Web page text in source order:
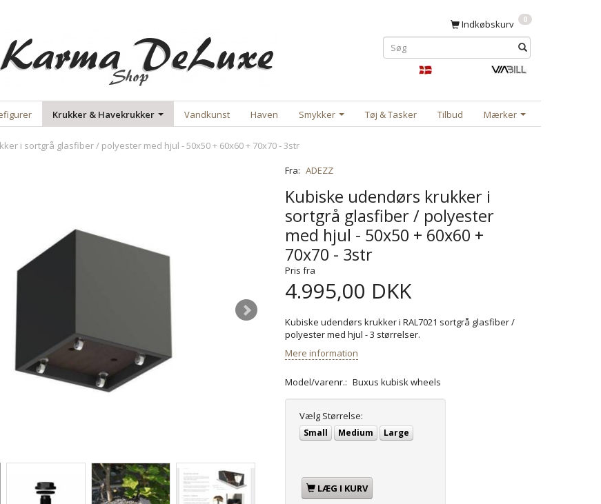
Indkøbskurv 0
Krukker & Havekrukker Vandkunst Haven Smykker Tøj & Tasker Tilbud Mærker
i sortgrå glasfiber / polyester med hjul - 50x50 + 60x60 + 70x70 - 3str
Fra: ADEZZ
Kubiske udendørs krukker i
sortgrå glasfiber / polyester
med hjul - 50x50 + 60x60 +
70x70 - 3str
Pris fra
4.995,00 DKK
Kubiske udendørs krukker i RAL7021 sortgrå glasfiber /
polyester med hjul - 3 størrelser.
Mere information
Model/varenr.: Buxus kubisk wheels
Vælg Størrelse:
Small Medium Large
LÆG I KURV